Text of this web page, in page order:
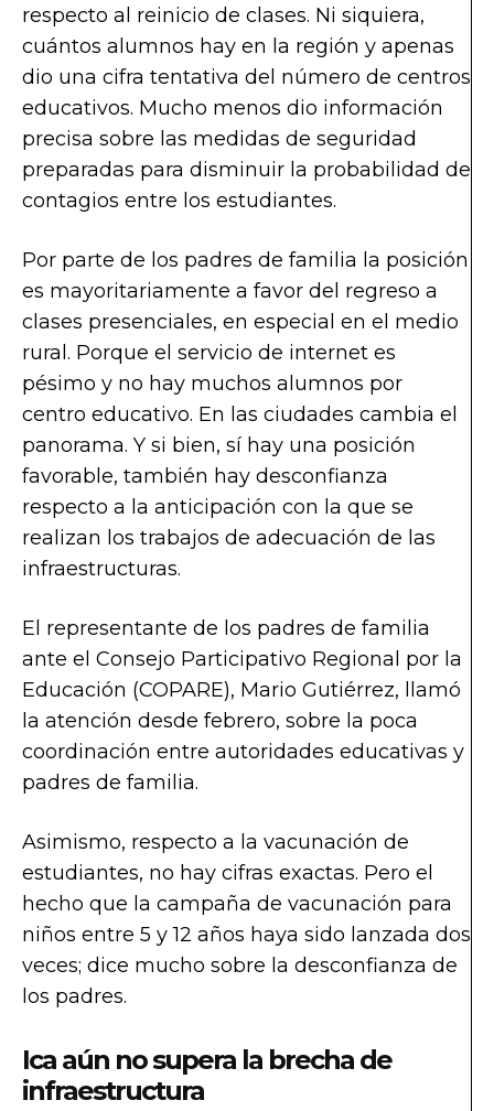
respecto al reinicio de clases. Ni siquiera,
cuántos alumnos hay en la región y apenas
dio una cifra tentativa del número de centros
educativos. Mucho menos dio información
precisa sobre las medidas de seguridad
preparadas para disminuir la probabilidad de
contagios entre los estudiantes.
Por parte de los padres de familia la posición
es mayoritariamente a favor del regreso a
clases presenciales, en especial en el medio
rural. Porque el servicio de internet es
pésimo y no hay muchos alumnos por
centro educativo. En las ciudades cambia el
panorama. Y si bien, sí hay una posición
favorable, también hay desconfianza
respecto a la anticipación con la que se
realizan los trabajos de adecuación de las
infraestructuras.
El representante de los padres de familia
ante el Consejo Participativo Regional por la
Educación (COPARE), Mario Gutiérrez, llamó
la atención desde febrero, sobre la poca
coordinación entre autoridades educativas y
padres de familia.
Asimismo, respecto a la vacunación de
estudiantes, no hay cifras exactas. Pero el
hecho que la campaña de vacunación para
niños entre 5 y 12 años haya sido lanzada dos
veces; dice mucho sobre la desconfianza de
los padres.
Ica aún no supera la brecha de
infraestructura